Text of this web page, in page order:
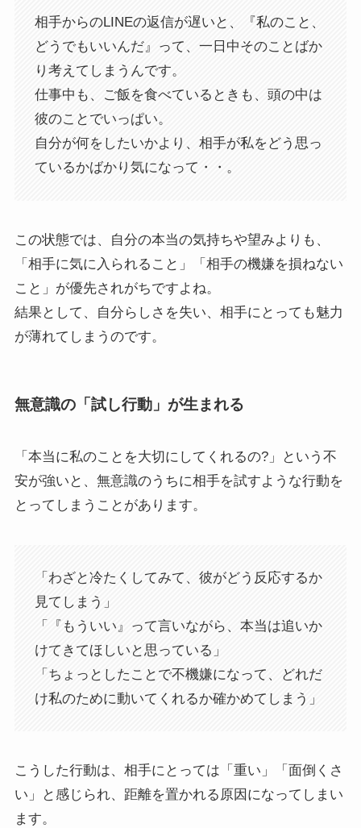
相手からのLINEの返信が遅いと、『私のこと、
どうでもいいんだ』って、一日中そのことばか
り考えてしまうんです。
仕事中も、ご飯を食べているときも、頭の中は
彼のことでいっぱい。
自分が何をしたいかより、相手が私をどう思っ
ているかばかり気になって・・。
この状態では、自分の本当の気持ちや望みよりも、
「相手に気に入られること」「相手の機嫌を損ねない
こと」が優先されがちですよね。
結果として、自分らしさを失い、相手にとっても魅力
が薄れてしまうのです。
無意識の「試し行動」が生まれる
「本当に私のことを大切にしてくれるの?」という不
安が強いと、無意識のうちに相手を試すような行動を
とってしまうことがあります。
「わざと冷たくしてみて、彼がどう反応するか
見てしまう」
「『もういい』って言いながら、本当は追いか
けてきてほしいと思っている」
「ちょっとしたことで不機嫌になって、どれだ
け私のために動いてくれるか確かめてしまう」
こうした行動は、相手にとっては「重い」「面倒くさ
い」と感じられ、距離を置かれる原因になってしまい
ます。